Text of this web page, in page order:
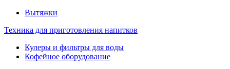
Вытяжки
Техника для приготовления напитков
Кулеры и фильтры для воды
Кофейное оборудование